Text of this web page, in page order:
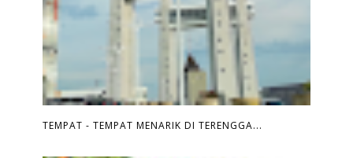
TEMPAT - TEMPAT MENARIK DI TERENGGA...